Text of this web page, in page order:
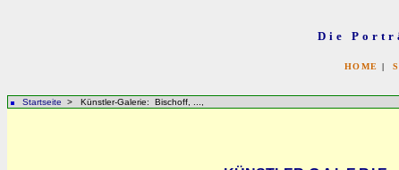
Die
HOME |
Startseite > Künstler-Galerie: Bischoff, ...,